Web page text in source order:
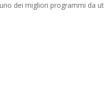
dei migliori programmi da